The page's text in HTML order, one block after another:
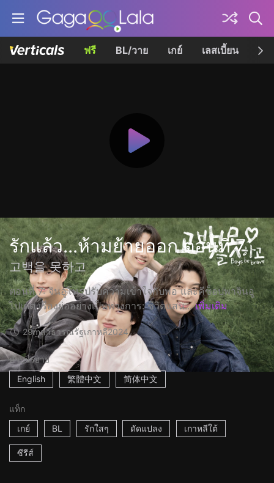
ฟรี BL/วาย เกย์ เลสเบี้ยน เค
รักแล้ว...ห้ามย้ายออก ตอนที่ 7
고백을 못하고
ตอนที่ 7: จินอูโทรปรับความเข้าใจกับพ่อ และคีซ็อปพาจินอู
ไปเดต เรื่องย่ออย่างเป็นทางการ: ชีวิตแสน... เพิ่มเติม
29mสาธารณรัฐเกาหลี2024
คำบรรยาย
English
繁體中文 简体中文
แท็ก
เกย์
BL รักใสๆ ดัดแปลง เกาหลีใต้
ซีรีส์